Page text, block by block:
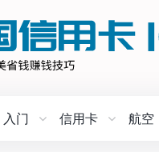
入门 信用卡 航空